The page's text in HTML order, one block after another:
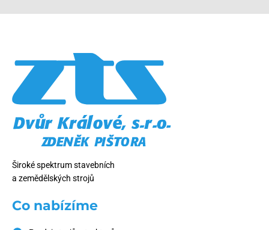
Široké spektrum stavebních
a zemědělských strojů
Co nabízíme